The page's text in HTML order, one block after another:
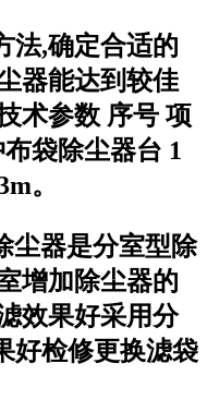
法,确定合适的
器能达到较佳
术参数 序号 项
袋除尘器台 1
。
尘器是分室型除
增加除尘器的
效果好采用分
好检修更换滤袋